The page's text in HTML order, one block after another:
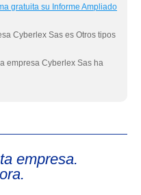
gratuita su Informe Ampliado
Cyberlex Sas es Otros tipos
empresa Cyberlex Sas ha
empresa.